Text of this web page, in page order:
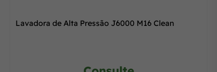
Lavadora de Alta Pressão J6000 M16 Clean